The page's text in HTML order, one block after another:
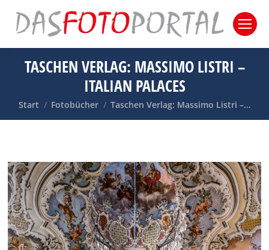
TASCHEN VERLAG: MASSIMO LISTRI –
ITALIAN PALACES
Sie befinden sich hier:
Start Fotobücher Taschen Verlag: Massimo Listri –…